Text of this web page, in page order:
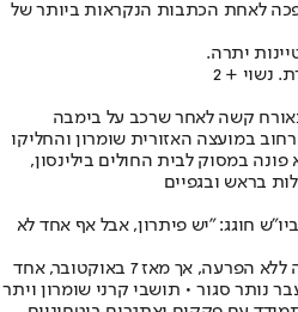
לאחת הכתבות הנקראות ביותר של
יתרה.
נשוי + 2
במועצה האזורית שומרון והחליקו
פונה במסוק לבית החולים בילינסון,
בראש ובגפיים
חוגג: "יש פיתרון, אבל אף אחד לא
ערבים ישראלים נוהרים לקלקיליה ללא הפרעה, אך מאז 7 באוקטובר, אחד
נותר סגור • תושבי קרני שומרון ויתר